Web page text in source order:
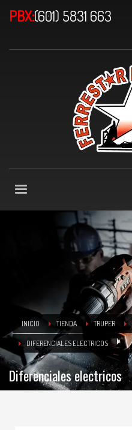
PBX:(601) 5831 663
INICIO TIENDA TRUPER
DIFERENCIALES ELECTRICOS
Diferenciales electricos